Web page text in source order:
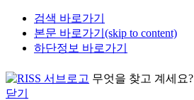
검색 바로가기
본문 바로가기(skip to content)
하단정보 바로가기
무엇을 찾고 계세요?
닫기